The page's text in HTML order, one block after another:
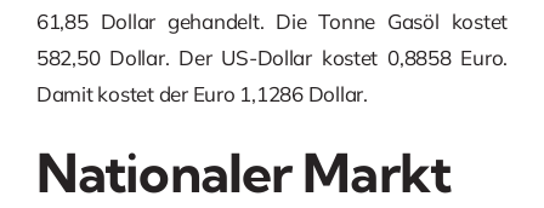
61,85 Dollar gehandelt. Die Tonne Gasöl kostet
582,50 Dollar. Der US-Dollar kostet 0,8858 Euro.
Damit kostet der Euro 1,1286 Dollar.
Nationaler Markt